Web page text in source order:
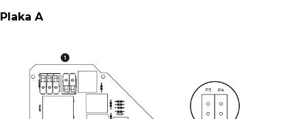
Plaka A